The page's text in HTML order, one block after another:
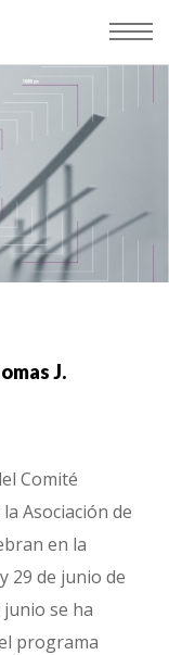
J.
Comité
Asociación de
en la
29 de junio de
se ha
programa